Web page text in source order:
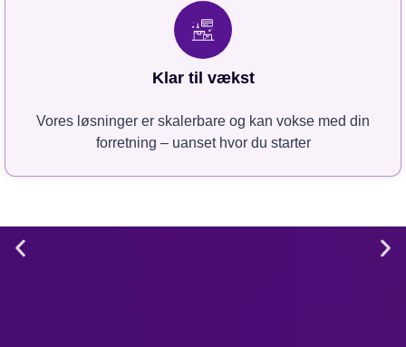
Klar til vækst
Vores løsninger er skalerbare og kan vokse med din
forretning – uanset hvor du starter